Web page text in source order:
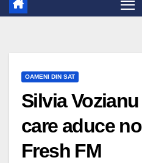
OAMENI DIN SAT
Silvia
care aduce
Fresh FM